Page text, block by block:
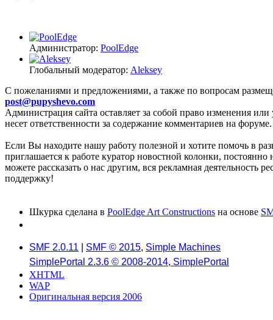
Администратор: PoolEdge
Глобальный модератор: Aleksey
C пожеланиями и предложениями, а также по вопросам
post@pupyshevo.com
Администрация сайта оставляет за собой право изменения
несет ответственности за содержание комментариев на форуме.
Если Вы находите нашу работу полезной и хотите помочь в
приглашается к работе куратор новостной колонки,
можете рассказать о нас другим, вся рекламная деятельность
поддержку!
Шкурка сделана в PoolEdge Art Constructions на основе
SMF 2.0.11 SMF © 2015, Simple Machines
SimplePortal 2.3.6 © 2008-2014, SimplePortal
XHTML
WAP
Оригинальная версия 2006